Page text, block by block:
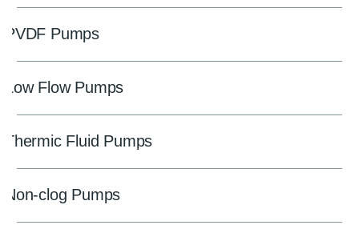
PVDF Pumps
Low Flow Pumps
Thermic Fluid Pumps
Non-clog Pumps